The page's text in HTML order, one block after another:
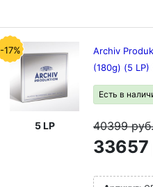
-17%
5 LP
Archiv
(180g) (5 LP)
Есть в
40399руб.
33657